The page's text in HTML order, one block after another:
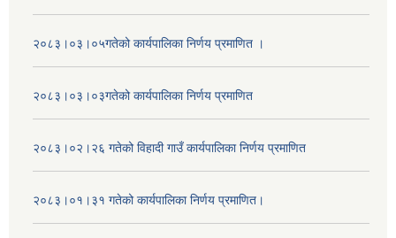
२०८३।०३।०५गतेको कार्यपालिका निर्णय प्रमाणित ।
२०८३।०३।०३गतेको कार्यपालिका निर्णय प्रमाणित
२०८३।०२।२६ गतेको विहादी गाउँ कार्यपालिका निर्णय प्रमाणित
२०८३।०१।३१ गतेको कार्यपालिका निर्णय प्रमाणित।